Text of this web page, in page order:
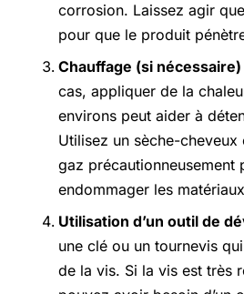
corrosion. Laissez agir
pour que le produit
Chauffage (si nécessaire)
cas, appliquer de la
environs peut aider à
Utilisez un sèche-cheveux
gaz précautionneusement
endommager les
Utilisation d’un outil de
une clé ou un tournevis
de la vis. Si la vis est très